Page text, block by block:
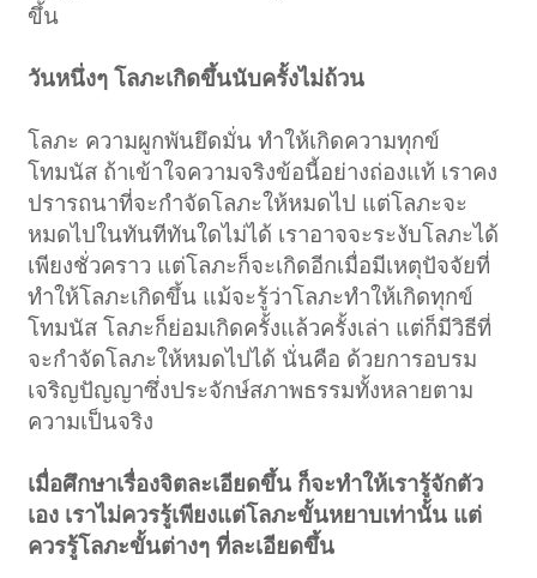
ขึ้น
วันหนึ่งๆ โลภะเกิดขึ้นนับครั้งไม่ถ้วน
โลภะ ความผูกพันยึดมั่น ทำให้เกิดความทุกข์
โทมนัส ถ้าเข้าใจความจริงข้อนี้อย่างถ่องแท้ เราคง
ปรารถนาที่จะกำจัดโลภะให้หมดไป แต่โลภะจะ
หมดไปในทันทีทันใดไม่ได้ เราอาจจะระงับโลภะได้
เพียงชั่วคราว แต่โลภะก็จะเกิดอีกเมื่อมีเหตุปัจจัยที่
ทำให้โลภะเกิดขึ้น แม้จะรู้ว่าโลภะทำให้เกิดทุกข์
โทมนัส โลภะก็ย่อมเกิดครั้งแล้วครั้งเล่า แต่ก็มีวิธีที่
จะกำจัดโลภะให้หมดไปได้ นั่นคือ ด้วยการอบรม
เจริญปัญญาซึ่งประจักษ์สภาพธรรมทั้งหลายตาม
ความเป็นจริง
เมื่อศึกษาเรื่องจิตละเอียดขึ้น ก็จะทำให้เรารู้จักตัว
เอง เราไม่ควรรู้เพียงแต่โลภะขั้นหยาบเท่านั้น แต่
ควรรู้โลภะขั้นต่างๆ ที่ละเอียดขึ้น